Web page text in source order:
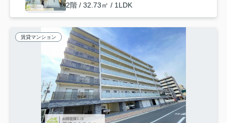
2階 / 32.73㎡ / 1LDK
賃貸マンション